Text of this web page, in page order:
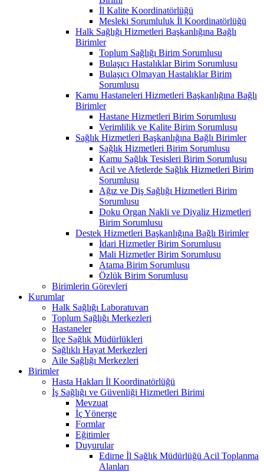
İl Kalite Koordinatörlüğü
Mesleki Sorumluluk İl Koordinatörlüğü
Halk Sağlığı Hizmetleri Başkanlığına Bağlı
Birimler
Toplum Sağlığı Birim Sorumlusu
Bulaşıcı Hastalıklar Birim Sorumlusu
Bulaşıcı Olmayan Hastalıklar Birim
Sorumlusu
Kamu Hastaneleri Hizmetleri Başkanlığına Bağlı
Birimler
Hastane Hizmetleri Birim Sorumlusu
Verimlilik ve Kalite Birim Sorumlusu
Sağlık Hizmetleri Başkanlığına Bağlı Birimler
Sağlık Hizmetleri Birim Sorumlusu
Kamu Sağlık Tesisleri Birim Sorumlusu
Acil ve Afetlerde Sağlık Hizmetleri Birim
Sorumlusu
Ağız ve Diş Sağlığı Hizmetleri Birim
Sorumlusu
Doku Organ Nakli ve Diyaliz Hizmetleri
Birim Sorumlusu
Destek Hizmetleri Başkanlığına Bağlı Birimler
İdari Hizmetler Birim Sorumlusu
Mali Hizmetler Birim Sorumlusu
Atama Birim Sorumlusu
Özlük Birim Sorumlusu
Birimlerin Görevleri
Kurumlar
Halk Sağlığı Laboratuvarı
Toplum Sağlığı Merkezleri
Hastaneler
İlçe Sağlık Müdürlükleri
Sağlıklı Hayat Merkezleri
Aile Sağlığı Merkezleri
Birimler
Hasta Hakları İl Koordinatörlüğü
İş Sağlığı ve Güvenliği Hizmetleri Birimi
Mevzuat
İç Yönerge
Formlar
Eğitimler
Duyurular
Edirne İl Sağlık Müdürlüğü Acil Toplanma
Alanları